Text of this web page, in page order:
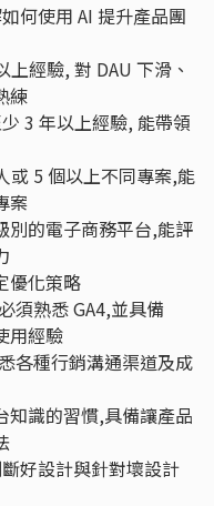
何使用 AI 提升產品團
經驗, 對 DAU 下滑、
練
3 年以上經驗, 能帶領
或 5 個以上不同專案,能
案
別的電子商務平台,能評
優化策略
須熟悉 GA4,並具備
用經驗
各種行銷溝通渠道及成
知識的習慣,具備讓產品
好設計與針對壞設計